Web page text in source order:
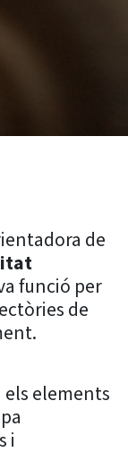
de
funció per
de
elements
i